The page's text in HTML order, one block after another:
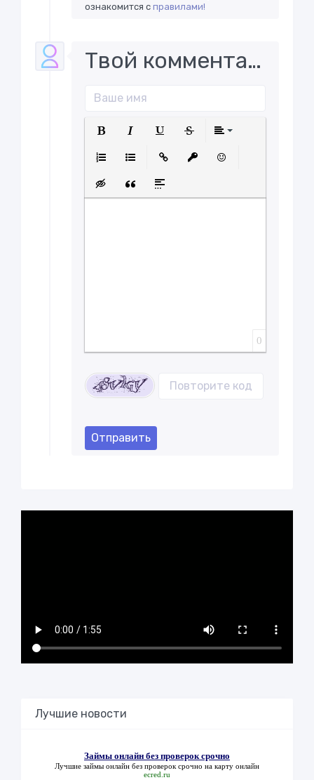
ознакомится справилами!
Твой комментарий..
Вставка скрытого текста
Вставка цитаты
Вставка спойлера
0
Отправить
Лучшие новости
Займы онлайн без проверок срочно
Лучшие займы онлайн без проверок срочно на карту онлайн
ecred.ru